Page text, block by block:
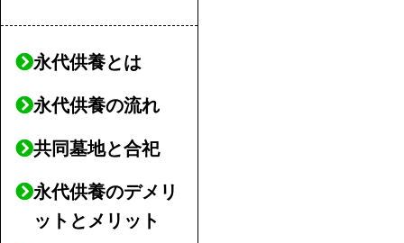
永代供養とは
永代供養の流れ
共同墓地と合祀
永代供養のデメリ
ットとメリット